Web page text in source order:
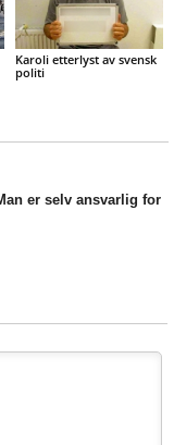
Karoli etterlyst av svensk
politi
er selv ansvarlig for